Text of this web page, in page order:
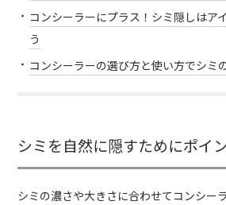
コンシーラーにプラス！シミ隠しはア
う
コンシーラーの選び方と使い方でシミ
シミを自然に隠すためにポイ
シミの濃さや大きさに合わせてコンシー